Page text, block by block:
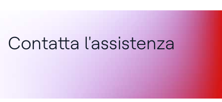
Contatta l'assistenza